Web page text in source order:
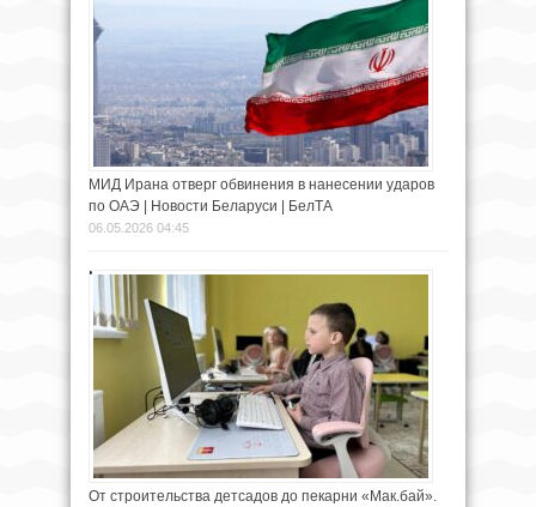
МИД Ирана отверг обвинения в нанесении ударов
по ОАЭ | Новости Беларуси | БелТА
06.05.2026 04:45
От строительства детсадов до пекарни «Мак.бай».